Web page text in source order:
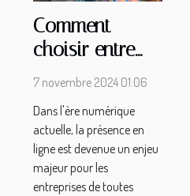
Comment
choisir entre
une boutique
site vitrine
pour votre
entreprise
7 novembre 2024 01:06
Dans l'ère numérique
actuelle, la présence en
ligne est devenue un enjeu
majeur pour les
entreprises de toutes